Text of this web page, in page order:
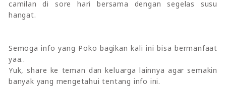
camilan di sore hari bersama dengan segelas susu
hangat.
Semoga info yang Poko bagikan kali ini bisa bermanfaat
yaa..
Yuk, share ke teman dan keluarga lainnya agar semakin
banyak yang mengetahui tentang info ini.